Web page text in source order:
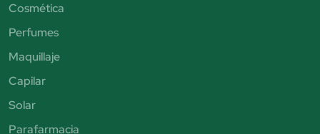
Cosmética
Perfumes
Maquillaje
Capilar
Solar
Parafarmacia